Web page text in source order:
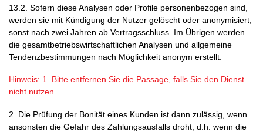
13.2. Sofern diese Analysen oder Profile personenbezogen sind,
werden sie mit Kündigung der Nutzer gelöscht oder anonymisiert,
sonst nach zwei Jahren ab Vertragsschluss. Im Übrigen werden
die gesamtbetriebswirtschaftlichen Analysen und allgemeine
Tendenzbestimmungen nach Möglichkeit anonym erstellt.
Hinweis: 1. Bitte entfernen Sie die Passage, falls Sie den Dienst
nicht nutzen.
2. Die Prüfung der Bonität eines Kunden ist dann zulässig, wenn
ansonsten die Gefahr des Zahlungsausfalls droht, d.h. wenn die